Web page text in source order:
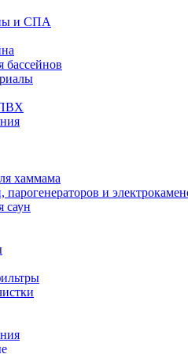
и СПА
бассейнов
хаммама
парогенераторов и
саун